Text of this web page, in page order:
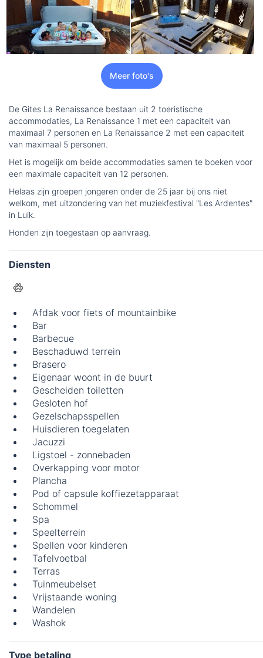
Meer foto's
De Gites La Renaissance bestaan uit 2 toeristische
accommodaties, La Renaissance 1 met een capaciteit van
maximaal 7 personen en La Renaissance 2 met een capaciteit
van maximaal 5 personen.
Het is mogelijk om beide accommodaties samen te boeken voor
een maximale capaciteit van 12 personen.
Helaas zijn groepen jongeren onder de 25 jaar bij ons niet
welkom, met uitzondering van het muziekfestival "Les Ardentes"
in Luik.
Honden zijn toegestaan op aanvraag.
Diensten
Afdak voor fiets of mountainbike
Bar
Barbecue
Beschaduwd terrein
Brasero
Eigenaar woont in de buurt
Gescheiden toiletten
Gesloten hof
Gezelschapsspellen
Huisdieren toegelaten
Jacuzzi
Ligstoel - zonnebaden
Overkapping voor motor
Plancha
Pod of capsule koffiezetapparaat
Schommel
Spa
Speelterrein
Spellen voor kinderen
Tafelvoetbal
Terras
Tuinmeubelset
Vrijstaande woning
Wandelen
Washok
Type betaling